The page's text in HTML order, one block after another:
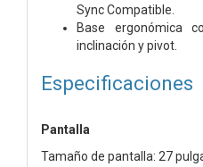
Sync Compatible.
Base ergonómica
inclinación y pivot.
Especificaciones
Pantalla
Tamaño de pantalla: 27